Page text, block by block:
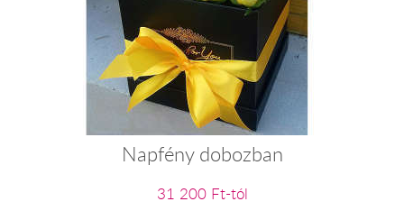
Napfény dobozban
31 200 Ft-tól